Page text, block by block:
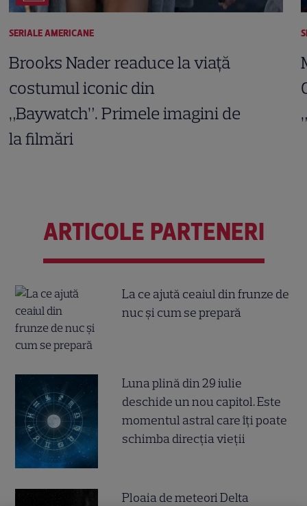
SERIALE AMERICANE
Brooks Nader readuce la viață
costumul iconic din
„Baywatch”. Primele imagini de
la filmări
ARTICOLE PARTENERI
La ce ajută ceaiul din frunze de
nuc și cum se prepară
Luna plină din 29 iulie
deschide un nou capitol. Este
momentul astral care îți poate
schimba direcția vieții
Ploaia de meteori Delta